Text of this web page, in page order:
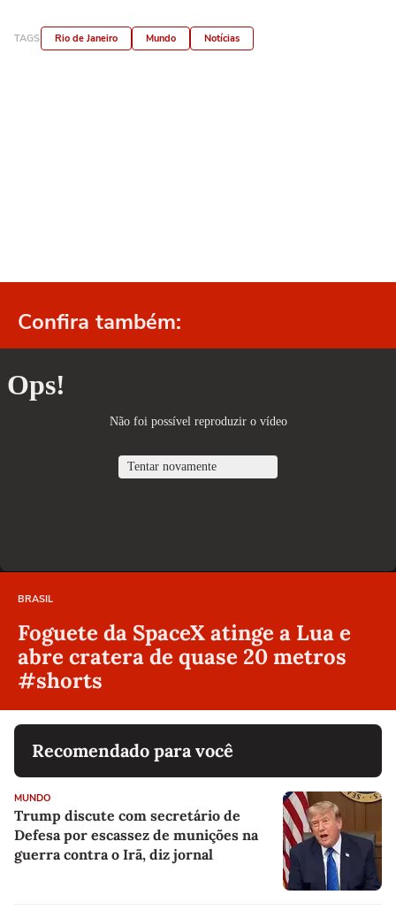
TAGS Rio de Janeiro Mundo Notícias
Confira também:
BRASIL
Foguete da SpaceX atinge a Lua e
abre cratera de quase 20 metros
#shorts
Recomendado para você
MUNDO
Trump discute com secretário de
Defesa por escassez de munições na
guerra contra o Irã, diz jornal